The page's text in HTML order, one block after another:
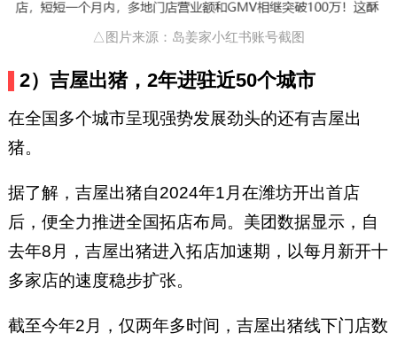
△图片来源：岛姜家小红书账号截图
2）吉屋出猪，2年进驻近50个城市
在全国多个城市呈现强势发展劲头的还有吉屋出
猪。
据了解，吉屋出猪自2024年1月在潍坊开出首店
后，便全力推进全国拓店布局。美团数据显示，自
去年8月，吉屋出猪进入拓店加速期，以每月新开十
多家店的速度稳步扩张。
截至今年2月，仅两年多时间，吉屋出猪线下门店数